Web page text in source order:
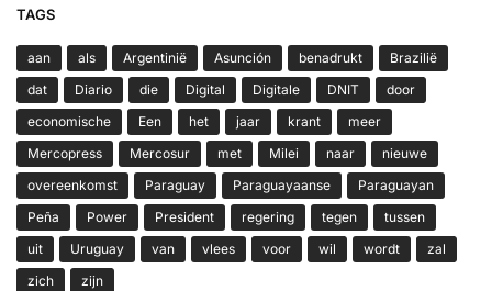
TAGS
aan als Argentinië Asunción benadrukt
Brazilië
dat
Diario die Digital Digitale DNIT
door
economische
Een het jaar krant
meer
Mercopress
Mercosur met Milei naar
nieuwe
overeenkomst
Paraguay Paraguayaanse
Paraguayan
Peña
Power President regering tegen
tussen
uit
Uruguay van vlees voor wil wordt
zal
zich
zijn